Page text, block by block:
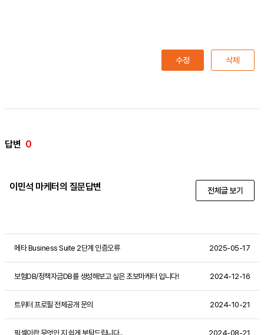
수정 삭제
답변 0
이민석 마케터의 질문답변 전체글 보기
메타 Business Suite 2단계 인증오류 2025-05-17
보험DB/정책자금DB를 생성해보고 싶은 초보마케터 입니다! 2024-12-16
트위터 프로필 전체공개 문의 2024-10-21
픽셀이란 무엇인 지 쉽게 부탁드립니다.. 2024-08-21